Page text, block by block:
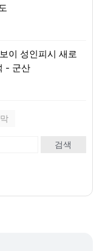
이 성인피시 새로
- 군산
검색